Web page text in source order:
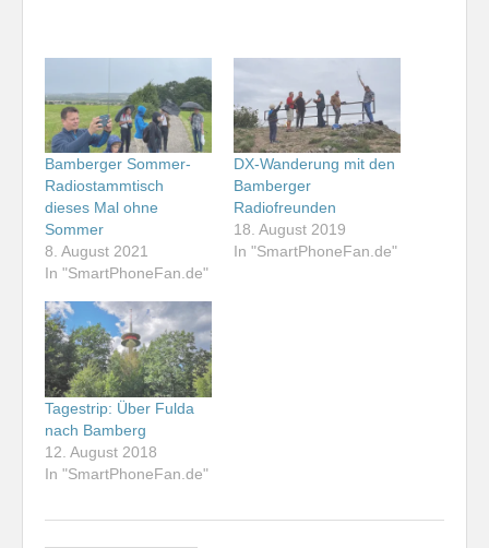
Bamberger Sommer-
Radiostammtisch
dieses Mal ohne
Sommer
8. August 2021
In "SmartPhoneFan.de"
DX-Wanderung mit den
Bamberger
Radiofreunden
18. August 2019
In "SmartPhoneFan.de"
Tagestrip: Über Fulda
nach Bamberg
12. August 2018
In "SmartPhoneFan.de"